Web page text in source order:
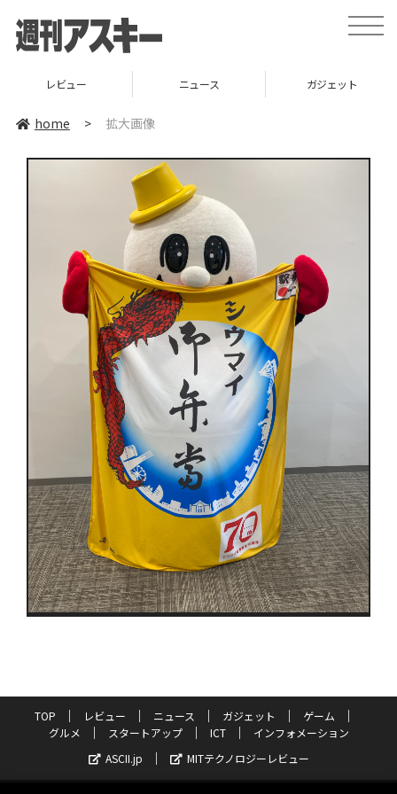
toggle
レビュー ニュース ガジェット
home > 拡大画像
TOP レビュー ニュース ガジェット
ゲーム
グルメ
スタートアップ ICT
インフォメーション
ASCII.jp
MITテクノロジーレビュー